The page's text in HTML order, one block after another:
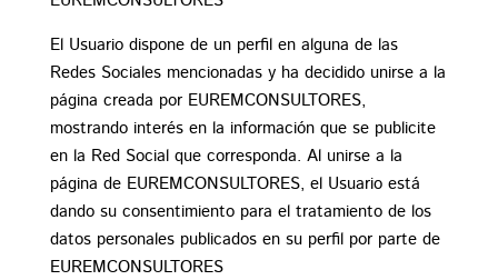
El Usuario dispone de un perfil en alguna de las
Redes Sociales mencionadas y ha decidido unirse a la
página creada por EUREMCONSULTORES,
mostrando interés en la información que se publicite
en la Red Social que corresponda. Al unirse a la
página de EUREMCONSULTORES, el Usuario está
dando su consentimiento para el tratamiento de los
datos personales publicados en su perfil por parte de
EUREMCONSULTORES